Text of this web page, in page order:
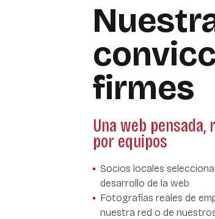
firmes
Una web
por equipos
Socios locales
desarrollo de la web.
Fotografías reales de
nuestra red o de